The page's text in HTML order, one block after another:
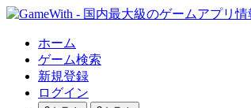
ホーム
ゲーム検索
新規登録
ログイン